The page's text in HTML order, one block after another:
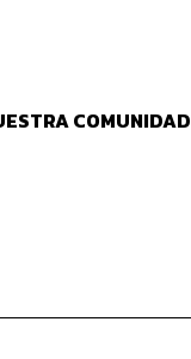
COMUNIDAD